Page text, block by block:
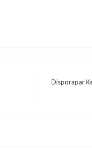
Disporapar